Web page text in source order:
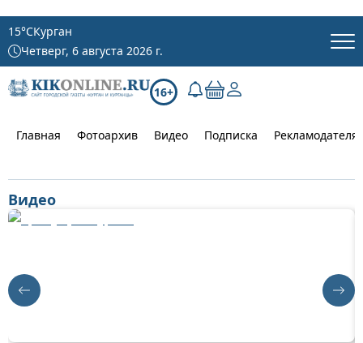
15°CКурган
Четверг, 6 августа 2026 г.
16+
Главная Фотоархив Видео Подписка
Видео